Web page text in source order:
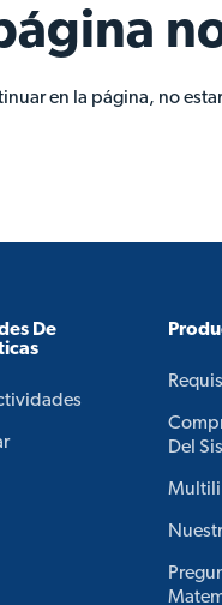
en la página, no
De
Del